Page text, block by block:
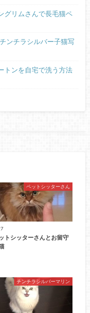
グリムさんで長毛猫ペ
ンチラシルバー子猫写
トンを自宅で洗う方法
ペットシッターさん
トシッターさんとお留守
チンチラシルバーマリン